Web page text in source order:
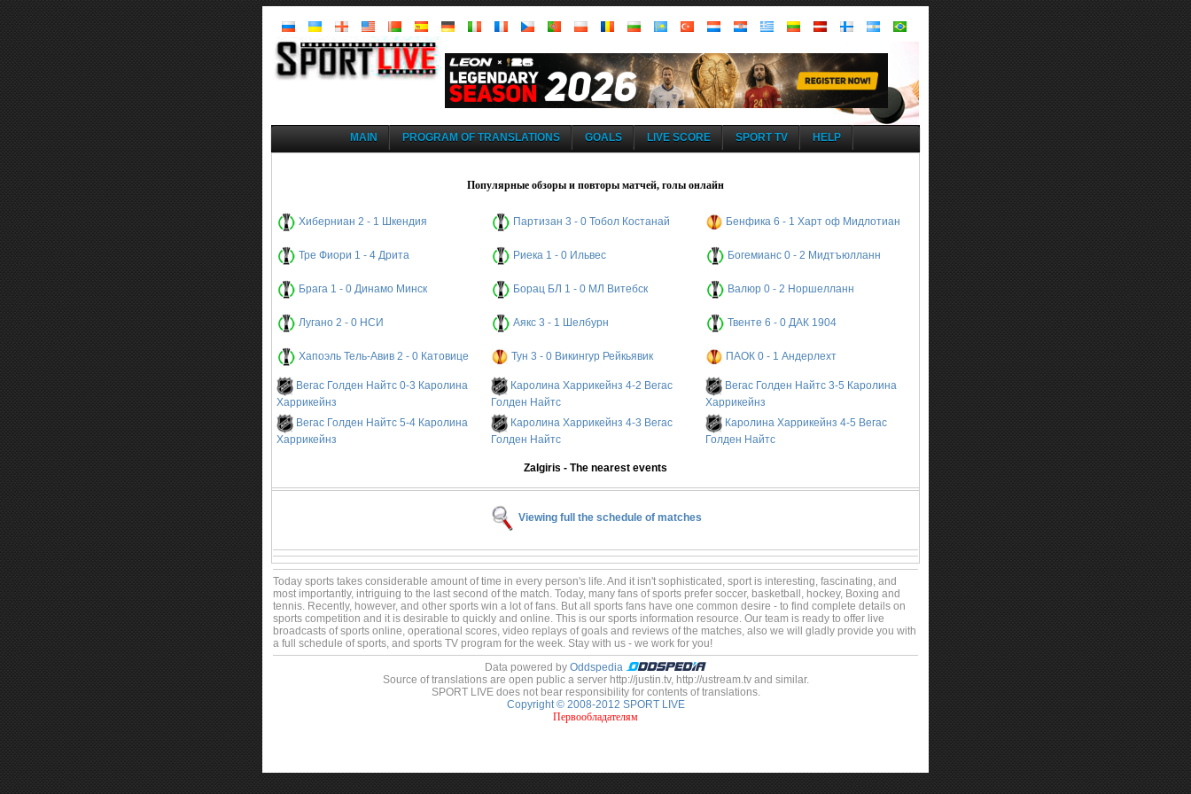
MAIN PROGRAM OF TRANSLATIONS GOALS LIVE SCORE SPORT TV HELP
Популярные обзоры и повторы матчей, голы онлайн
Хиберниан 2 - 1 Шкендия Партизан 3 - 0 Тобол Костанай Бенфика 6 - 1 Харт оф Мидлотиан
Тре Фиори 1 - 4 Дрита Риека 1 - 0 Ильвес Богемианс 0 - 2 Мидтъюлланн
Брага 1 - 0 Динамо Минск Борац БЛ 1 - 0 МЛ Витебск Валюр 0 - 2 Норшелланн
Лугано 2 - 0 НСИ Аякс 3 - 1 Шелбурн Твенте 6 - 0 ДАК 1904
Хапоэль Тель-Авив 2 - 0 Катовице Тун 3 - 0 Викингур Рейкьявик ПАОК 0 - 1 Андерлехт
Вегас Голден Найтс 0-3 Каролина
Харрикейнз
Каролина Харрикейнз 4-2 Вегас
Голден Найтс
Вегас Голден Найтс 3-5 Каролина
Харрикейнз
Вегас Голден Найтс 5-4 Каролина
Харрикейнз
Каролина Харрикейнз 4-3 Вегас
Голден Найтс
Каролина Харрикейнз 4-5 Вегас
Голден Найтс
Zalgiris - The nearest events
Viewing full the schedule of matches
Today sports takes considerable amount of time in every person's life. And it isn't sophisticated, sport is interesting, fascinating, and
most importantly, intriguing to the last second of the match. Today, many fans of sports prefer soccer, basketball, hockey, Boxing and
tennis. Recently, however, and other sports win a lot of fans. But all sports fans have one common desire - to find complete details on
sports competition and it is desirable to quickly and online. This is our sports information resource. Our team is ready to offer live
broadcasts of sports online, operational scores, video replays of goals and reviews of the matches, also we will gladly provide you with
a full schedule of sports, and sports TV program for the week. Stay with us - we work for you!
Data powered byOddspedia
Source of translations are open public a server http://justin.tv, http://ustream.tv and similar.
SPORT LIVE does not bear responsibility for contents of translations.
Copyright © 2008-2012 SPORT LIVE
Первообладателям